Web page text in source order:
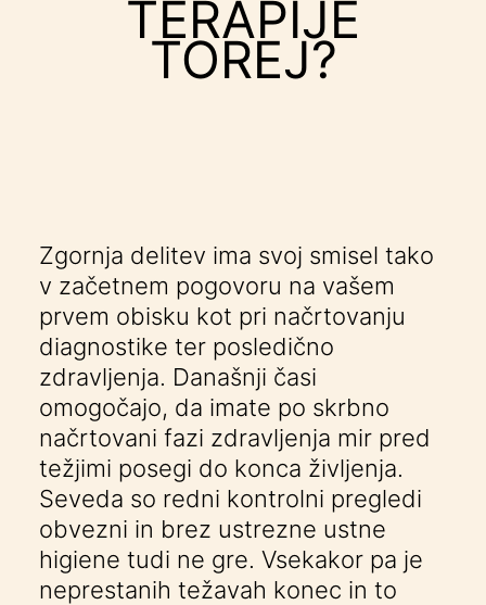
TERAPIJE
TOREJ?
Zgornja delitev ima svoj smisel tako
v začetnem pogovoru na vašem
prvem obisku kot pri načrtovanju
diagnostike ter posledično
zdravljenja. Današnji časi
omogočajo, da imate po skrbno
načrtovani fazi zdravljenja mir pred
težjimi posegi do konca življenja.
Seveda so redni kontrolni pregledi
obvezni in brez ustrezne ustne
higiene tudi ne gre. Vsekakor pa je
neprestanih težavah konec in to